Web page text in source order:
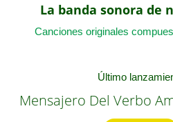
La banda sonora de
Canciones originales
Último
Mensajero Del Verbo